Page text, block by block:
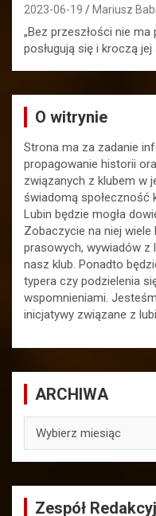
2023-06-19 Mariusz
„Bez przeszłości nie
posługują się i kroczą jej
O witrynie
Strona ma za zadanie
propagowanie historii
związanych z klubem w
świadomą społeczność
Lubin będzie mogła
Zobaczycie na niej
prasowych, wywiadów z
nasz klub. Ponadto
typera czy podzielenia
wspomnieniami.
inicjatywy związane z
ARCHIWA
Zespół